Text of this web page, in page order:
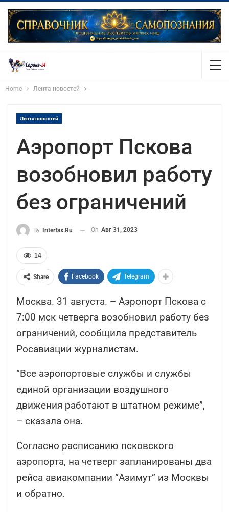
Home Лента новостей
Лента новостей
Аэропорт Пскова
возобновил работу
без ограничений
By Interfax.ru On Авг 31, 2023
14
Share Facebook Telegram
Москва. 31 августа. – Аэропорт Пскова с
7:00 мск четверга возобновил работу без
ограничений, сообщила представитель
Росавиации журналистам.
“Все аэропортовые службы и службы
единой организации воздушного
движения работают в штатном режиме”,
– сказала она.
Согласно расписанию псковского
аэропорта, на четверг запланированы два
рейса авиакомпании “Азимут” из Москвы
и обратно.